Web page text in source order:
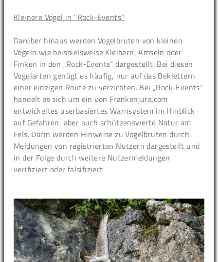
Kleinere Vögel in "Rock-Events"
Darüber hinaus werden Vogelbruten von kleinen
Vögeln wie beispielsweise Kleibern, Amseln oder
Finken in den „Rock-Events“ dargestellt. Bei diesen
Vogelarten genügt es häufig, nur auf das Beklettern
einer einzigen Route zu verzichten. Bei „Rock-Events“
handelt es sich um ein von Frankenjura.com
entwickeltes userbasiertes Warnsystem im Hinblick
auf Gefahren, aber auch schützenswerte Natur am
Fels. Darin werden Hinweise zu Vogelbruten durch
Meldungen von registrierten Nutzern dargestellt und
in der Folge durch weitere Nutzermeldungen
verifiziert oder falsifiziert.